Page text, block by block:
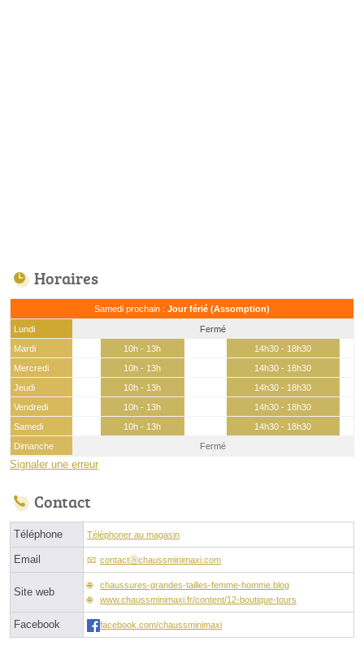
Horaires
Samedi prochain : Jour férié (Assomption)
Lundi
Fermé
Mardi
10h - 13h
14h30 - 18h30
Mercredi
10h - 13h
14h30 - 18h30
Jeudi
10h - 13h
14h30 - 18h30
Vendredi
10h - 13h
14h30 - 18h30
Samedi
10h - 13h
14h30 - 18h30
Dimanche
Fermé
Signaler une erreur
Contact
Téléphone Téléphoner au magasin
Email contactⓐchaussminimaxi.com
Site web
chaussures-grandes-tailles-femme-homme.blog
www.chaussminimaxi.fr/content/12-boutique-tours
Facebook facebook.com/chaussminimaxi